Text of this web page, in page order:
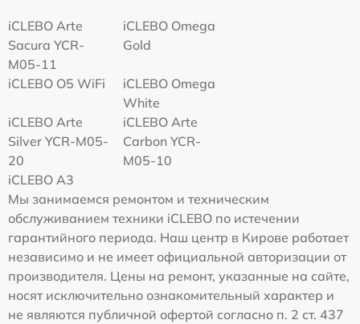
iCLEBO Arte
Sacura YCR-
M05-11
iCLEBO Omega
Gold
iCLEBO O5 WiFi
iCLEBO Omega
White
iCLEBO Arte
Silver YCR-M05-
20
iCLEBO Arte
Carbon YCR-
M05-10
iCLEBO A3
Мы занимаемся ремонтом и техническим
обслуживанием техники iCLEBO по истечении
гарантийного периода. Наш центр в Кирове работает
независимо и не имеет официальной авторизации от
производителя. Цены на ремонт, указанные на сайте,
носят исключительно ознакомительный характер и
не являются публичной офертой согласно п. 2 ст. 437